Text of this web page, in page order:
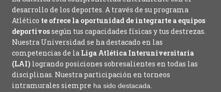
desarrollo de los deportes. A través de su programa
Atlético te ofrece la oportunidad de integrarte a equipos
deportivossegún tus capacidades físicas y tus destrezas.
Nuestra Universidad se ha destacado en las
competencias de la Liga Atlética Interuniversitaria
(LAI) logrando posiciones sobresalientes en todas las
disciplinas. Nuestra participación en torneos
intramurales siempre ha sido destacada.